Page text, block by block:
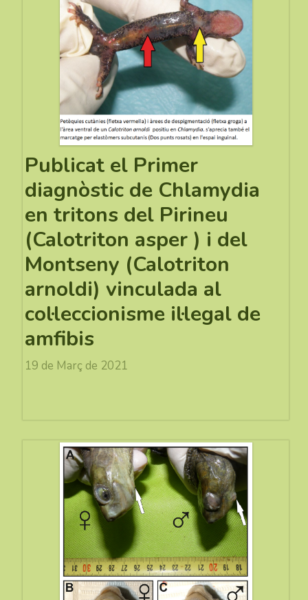
Publicat el Primer
diagnòstic de Chlamydia
en tritons del Pirineu
(Calotriton asper ) i del
Montseny (Calotriton
arnoldi) vinculada al
col·leccionisme il·legal de
amfibis
19 de Març de 2021